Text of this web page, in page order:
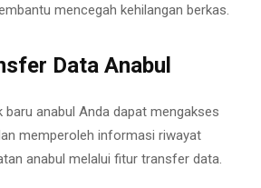
mencegah kehilangan berkas.
Data Anabul
baru anabul Anda dapat mengakses
memperoleh informasi riwayat
anabul melalui fitur transfer data.